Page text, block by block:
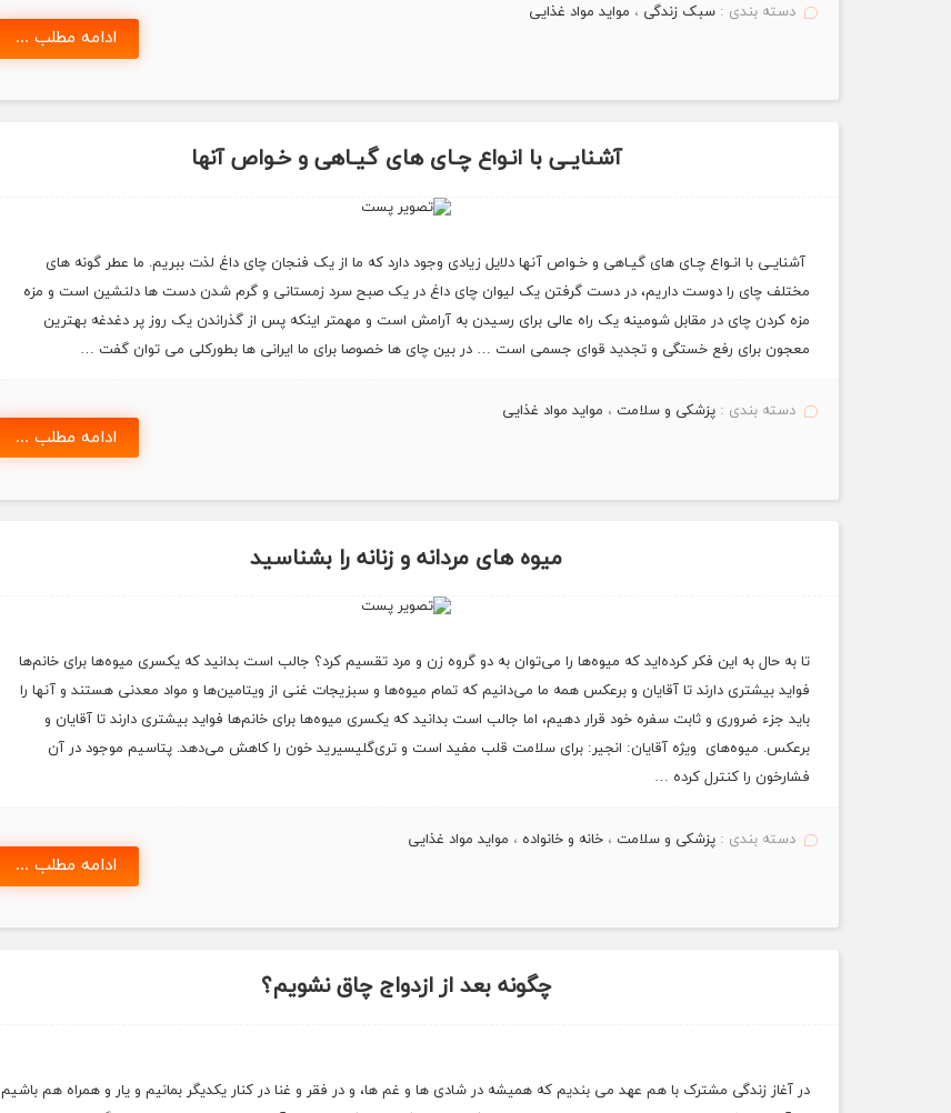
دسته بندی :سبک زندگی ، مواید مواد غذایی
ادامه مطلب ...
آشنایـی با انـواع چـای های گیـاهی و خـواص آنها
آشنایـی با انـواع چـای های گیـاهی و خـواص آنها دلایل زیادی وجود دارد که ما از یک فنجان چای داغ لذت ببریم. ما عطر گونه های
مختلف چای را دوست داریم، در دست گرفتن یک لیوان چای داغ در یک صبح سرد زمستانی و گرم شدن دست ها دلنشین است و مزه
مزه کردن چای در مقابل شومینه یک راه عالی برای رسیدن به آرامش است و مهمتر اینکه پس از گذراندن یک روز پر دغدغه بهترین
معجون برای رفع خستگی و تجدید قوای جسمی است … در بین چای ها خصوصا برای ما ایرانی ها بطورکلی می توان گفت …
دسته بندی :پزشکی و سلامت ، مواید مواد غذایی
ادامه مطلب ...
میوه های مردانه و زنانه را بشناسید
تا به حال به این فکر کرده‌اید که میوه‌ها را می‌توان به دو گروه زن و مرد تقسیم کرد؟ جالب است بدانید که یکسری میوه‌ها برای خانم‌ها
فواید بیشتری دارند تا آقایان و برعکس همه ما می‌دانیم که تمام میوه‌ها و سبزیجات غنی از ویتامین‌ها و مواد معدنی هستند و آنها را
باید جزء ضروری و ثابت سفره خود قرار دهیم، اما جالب است بدانید که یکسری میوه‌ها برای خانم‌ها فواید بیشتری دارند تا آقایان و
برعکس. میوه‌های ويژه آقایان: انجیر: برای سلامت قلب مفید است و تری‌گلیسیرید خون را کاهش می‌دهد. پتاسیم موجود در آن
فشارخون را کنترل کرده …
دسته بندی :پزشکی و سلامت ،خانه و خانواده ، مواید مواد غذایی
ادامه مطلب ...
چگونه بعد از ازدواج چاق نشویم؟
در آغاز زندگی مشترک با هم عهد می بندیم که همیشه در شادی ها و غم ها، و در فقر و غنا در کنار یکدیگر بمانیم و یار و همراه هم باشیم